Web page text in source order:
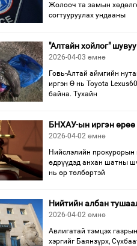
Жолооч та замын
согтууруулах ундааны
"Алтайн хойлог"
2026-04-03 өмнө
Говь-Алтай аймгийн
иргэн Ө нь Toyota
байна. Тухайн
БНХАУ-ын иргэн өрөө
2026-04-02 өмнө
Нийслэлийн прокурорын
өдрүүдэд анхан шатны
нь өр төлбөртэй
Нийтийн албан
2026-04-02 өмнө
Авлигатай тэмцэх
хэргийг Баянзүрх,